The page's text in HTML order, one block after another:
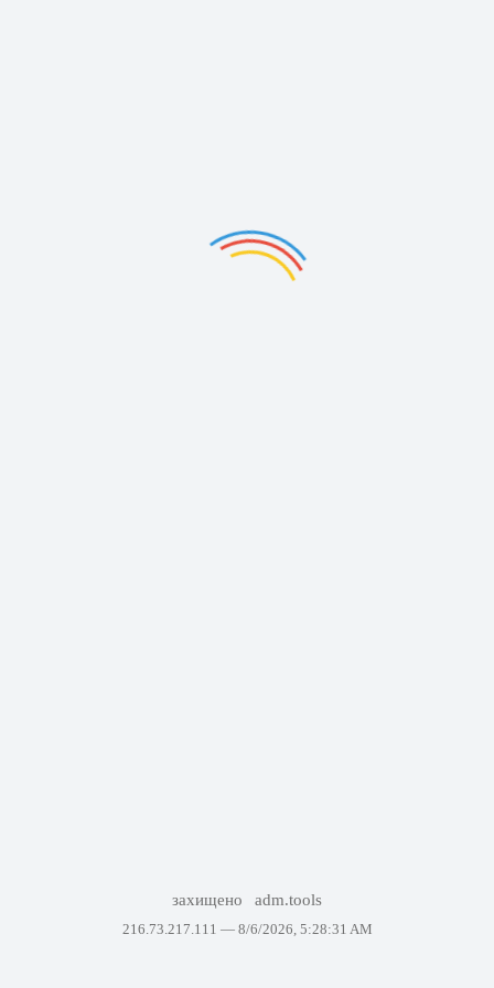
захищено adm.tools
216.73.217.111 — 8/6/2026, 5:28:31 AM